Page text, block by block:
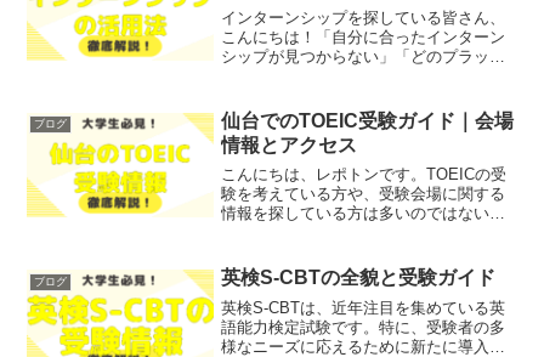
インターンシップを探している皆さん、
こんにちは！「自分に合ったインターン
シップが見つからない」「どのプラット
で今回は、インターンシップを変えるプ
ラットフォーム「Want...
ブログ
仙台でのTOEIC受験ガイド｜会場
情報とアクセス
こんにちは、レポトンです。TOEICの受
験を考えている方や、受験会場に関する
情報を探している方は多いのではないで
て、わかりやすく解説します！レポトン
この記事は次のよ...
ブログ 英検S-CBTの全貌と受験ガイド
英検S-CBTは、近年注目を集めている英
語能力検定試験です。特に、受験者の多
様なニーズに応えるために新たに導入さ